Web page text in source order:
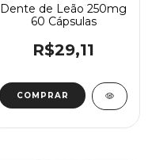
Dente de Leão 250mg
60 Cápsulas
R$29,11